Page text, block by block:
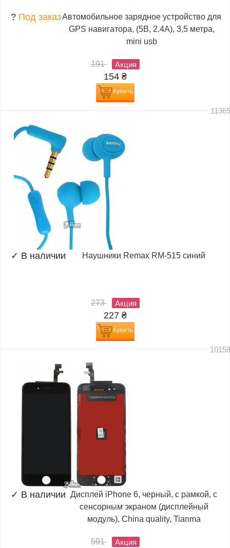
? Под заказАвтомобильное зарядное устройство для
GPS навигатора, (5В, 2.4А), 3,5 метра,
mini usb
191 Акция
154 ₴
Купить
✓ В наличии Наушники Remax RM-515 синий
273 Акция
227 ₴
Купить
✓ В наличии Дисплей iPhone 6, черный, с рамкой, с
сенсорным экраном (дисплейный
модуль), China quality, Tianma
591 Акция